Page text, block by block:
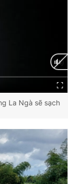
24.3.2020
thuận bằng văn
La Ngà sẽ sạch